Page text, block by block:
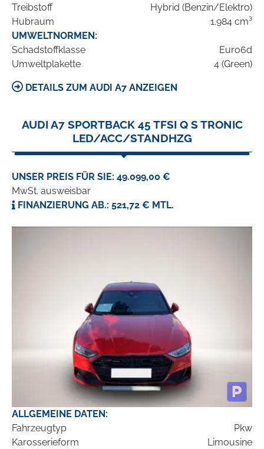
Treibstoff
Hybrid (Benzin/Elektro)
Hubraum
1.984 cm³
UMWELTNORMEN:
Schadstoffklasse
Euro6d
Umweltplakette
4 (Green)
DETAILS ZUM AUDI A7 ANZEIGEN
AUDI A7 SPORTBACK 45 TFSI Q S TRONIC
LED/ACC/STANDHZG
UNSER PREIS FÜR SIE: 49.099,00 €
MwSt. ausweisbar
FINANZIERUNG AB.: 521,72 € MTL.
ALLGEMEINE DATEN:
Fahrzeugtyp
Pkw
Karosserieform
Limousine